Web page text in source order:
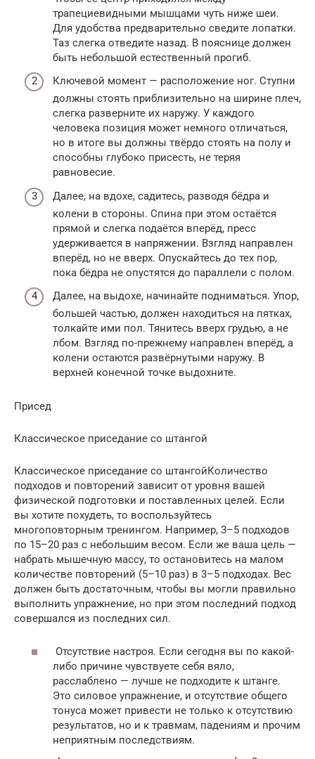
трапециевидными мышцами чуть ниже шеи.
Для удобства предварительно сведите лопатки.
Таз слегка отведите назад. В пояснице должен
быть небольшой естественный прогиб.
Ключевой момент — расположение ног. Ступни
должны стоять приблизительно на ширине плеч,
слегка разверните их наружу. У каждого
человека позиция может немного отличаться,
но в итоге вы должны твёрдо стоять на полу и
способны глубоко присесть, не теряя
равновесие.
Далее, на вдохе, садитесь, разводя бёдра и
колени в стороны. Спина при этом остаётся
прямой и слегка подаётся вперёд, пресс
удерживается в напряжении. Взгляд направлен
вперёд, но не вверх. Опускайтесь до тех пор,
пока бёдра не опустятся до параллели с полом.
Далее, на выдохе, начинайте подниматься. Упор,
большей частью, должен находиться на пятках,
толкайте ими пол. Тянитесь вверх грудью, а не
лбом. Взгляд по-прежнему направлен вперёд, а
колени остаются развёрнутыми наружу. В
верхней конечной точке выдохните.
Присед
Классическое приседание со штангой
Классическое приседание со штангойКоличество
подходов и повторений зависит от уровня вашей
физической подготовки и поставленных целей. Если
вы хотите похудеть, то воспользуйтесь
многоповторным тренингом. Например, 3–5 подходов
по 15–20 раз с небольшим весом. Если же ваша цель —
набрать мышечную массу, то остановитесь на малом
количестве повторений (5–10 раз) в 3–5 подходах. Вес
должен быть достаточным, чтобы вы могли правильно
выполнить упражнение, но при этом последний подход
совершался из последних сил.
Отсутствие настроя. Если сегодня вы по какой-
либо причине чувствуете себя вяло,
расслаблено — лучше не подходите к штанге.
Это силовое упражнение, и отсутствие общего
тонуса может привести не только к отсутствию
результатов, но и к травмам, падениям и прочим
неприятным последствиям.